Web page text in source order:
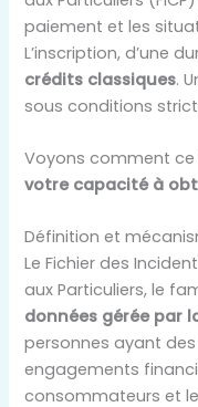
paiement et les
L’inscription, d’une
crédits classiques.
sous conditions
Voyons comment
votre capacité à
Définition et
Le Fichier des
aux Particuliers, le
données gérée par
personnes ayant
engagements
consommateurs et